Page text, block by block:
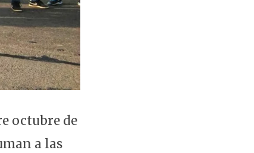
octubre de
a las